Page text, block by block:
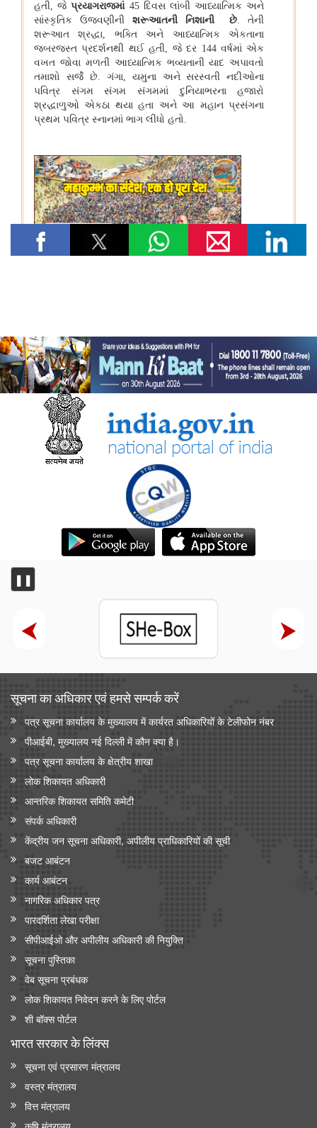
❚❚
सूचना का अधिकार एवं हमसे सम्‍पर्क करें
पत्र सूचना कार्यालय के मुख्यालय में कार्यरत अधिकारियों के टेलीफोन नंबर
पीआईबी, मुख्यालय नई दिल्ली में कौन क्या है।
पत्र सूचना कार्यालय के क्षेत्रीय शाखा
लोक शिकायत अधिकारी
आन्‍तरिक शिकायत समिति कमेटी
संपर्क अधिकारी
केंद्रीय जन सूचना अधिकारी, अपीलीय प्राधिकारियों की सूची
बजट आबंटन
कार्य आबंटन
नागरिक अधिकार पत्र
पारदर्शिता लेखा परीक्षा
सीपीआईओ और अपी‍लीय अधिकारी की नियुक्ति
सूचना पुस्तिका
वेब सूचना प्रबंधक
लोक शिकायत निवेदन करने के लिए पोर्टल
शी बॉक्स पोर्टल
भारत सरकार के लिंक्‍स
सूचना एवं प्रसारण मंत्रालय
वस्त्र मंत्रालय
वित्त मंत्रालय